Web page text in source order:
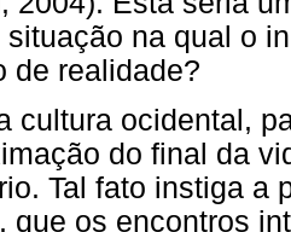
situação na qual o
de realidade?
cultura ocidental,
do final da
Tal fato instiga a
que os encontros